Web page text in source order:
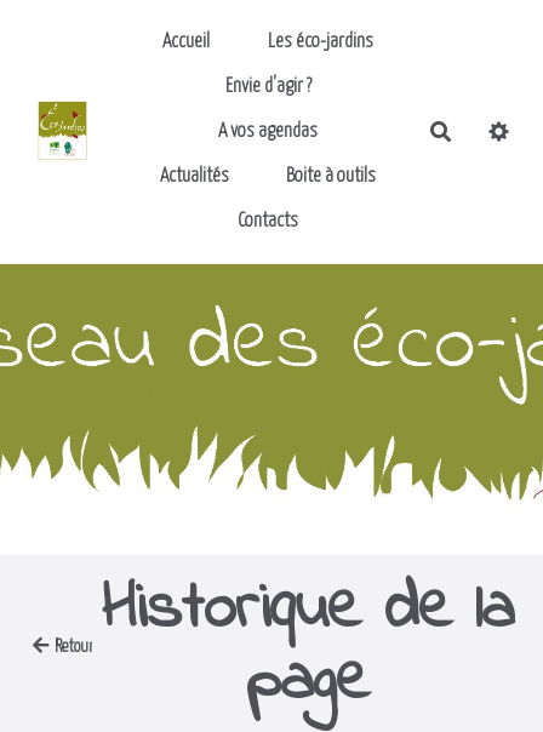
Aller au contenu principal
Accueil Les éco-jardins
Envie d'agir ?
A vos agendas
Actualités Boite à outils
Contacts
Retour Historique de la
page